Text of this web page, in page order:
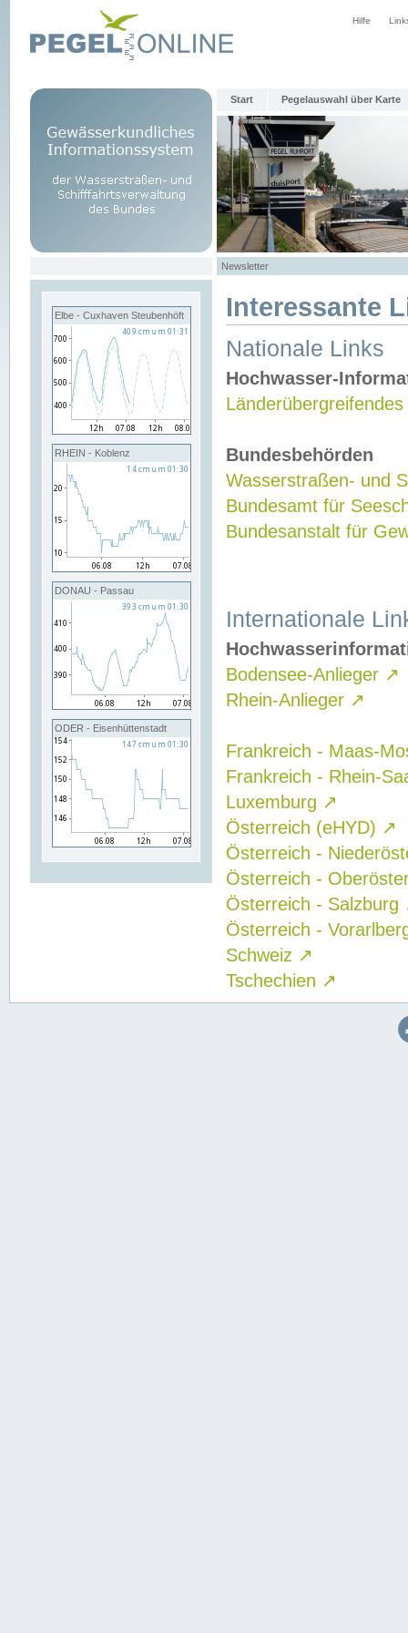
Hilfe
Start Pegelauswahl über Karte
Newsletter
Elbe - Cuxhaven Steubenhöft
RHEIN - Koblenz
DONAU - Passau
ODER - Eisenhüttenstadt
Interessante
Nationale Links
Hochwasser-
Bundesbehörden
Wasserstraßen- und
Bundesamt für
Bundesanstalt für
Internationale
Bodensee-Anlieger ↗
Rhein-Anlieger ↗
Frankreich - Maas-
Frankreich - Rhein-
Luxemburg ↗
Österreich (eHYD) ↗
Österreich -
Österreich -
Österreich - Salzburg
Österreich -
Schweiz ↗
Tschechien ↗